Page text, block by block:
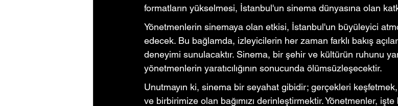
formatların yükselmesi, İstanbul'un sinema dünyasına olan
Yönetmenlerin sinemaya olan etkisi, İstanbul'un büyüleyici
edecek. Bu bağlamda, izleyicilerin her zaman farklı bakış
deneyimi sunulacaktır. Sinema, bir şehir ve kültürün ruhunu
yönetmenlerin yaratıcılığının sonucunda ölümsüzleşecektir.
Unutmayın ki, sinema bir seyahat gibidir; gerçekleri keşfetmek,
ve birbirimize olan bağımızı derinleştirmektir. Yönetmenler,